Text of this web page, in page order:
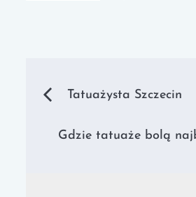
Nawigacja
wpisu
Tatuażysta Szczecin
Gdzie tatuaże bolą